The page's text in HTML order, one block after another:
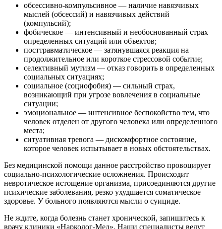
обсессивно-компульсивное — наличие навязчивых
мыслей (обсессий) и навязчивых действий
(компульсий);
фобическое — интенсивный и необоснованный страх
определенных ситуаций или объектов;
посттравматическое — затянувшаяся реакция на
продолжительное или короткое стрессовой событие;
селективный мутизм — отказ говорить в определенных
социальных ситуациях;
социальное (социофобия) — сильный страх,
возникающий при угрозе вовлечения в социальные
ситуации;
эмоциональное — интенсивное беспокойство тем, что
человек отделен от другого человека или определенного
места;
ситуативная тревога — дискомфортное состояние,
которое человек испытывает в новых обстоятельствах.
Без медицинской помощи данное расстройство провоцирует
социально-психологические осложнения. Происходит
невротическое истощение организма, присоединяются другие
психические заболевания, резко ухудшается соматическое
здоровье. У больного появляются мысли о суициде.
Не ждите, когда болезнь станет хронической, запишитесь к
врачу клиники «Нарколог-Мед». Наши специалисты ведут